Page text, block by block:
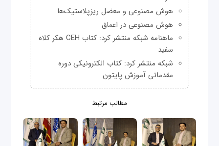
هوش مصنوعی و معضل ریزپلاستیک‌ها
هوش مصنوعی در اعماق
ماهنامه شبکه منتشر کرد: کتاب CEH هکر کلاه
سفید
شبکه منتشر کرد: کتاب الکترونیکی دوره
مقدماتی آموزش پایتون
مطالب مرتبط